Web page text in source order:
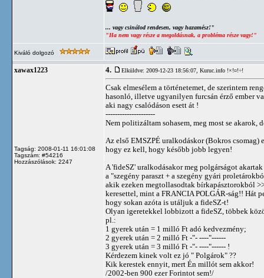
... vagy csinálod rendesen, vagy hazamész!"
"Ha nem vagy része a megoldásnak, a probléma része vagy!"
Kiváló dolgozó
xawax1223
Tagság: 2008-01-11 16:01:08
Tagszám: #54216
Hozzászólások: 2247
4. Elküldve: 2009-12-23 18:56:07, Kuruc.info !×!¤!÷!
Csak elmesélem a történetemet, de szerintem
hasonló, illetve ugyanilyen furcsán érző ember
aki nagy csalódáson esett át !
---------------------
Nem politizáltam sohasem, meg most se akarok,
Az első EMSZPÉ uralkodáskor (Bokros csomag)
hogy ez kell, hogy később jobb legyen!
A 'fideSZ' uralkodásakor meg polgárságot
a "szegény paraszt + a szegény gyári
akik ezeken megtollasodtak bírkapásztorokból
keresettel, mint a FRANCIA POLGÁR-ság!! Hát
hogy sokan azóta is utáljuk a fideSZ-t!
Olyan igeretekkel lobbizott a fideSZ, többek
pl.:
1 gyerek után = 1 milló Ft adó kedvezmény;
2 gyerek után = 2 milló Ft -"- ----"------
3 gyerek után = 3 milló Ft -"- ----"------ !
Kérdezem kinek volt ez jó " Polgárok" ??
Kik kerestek ennyit, mert Én millót sem akkor!
/2002-ben 900 ezer Forintot sem!/